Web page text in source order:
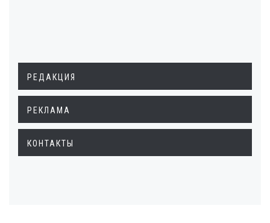
РЕДАКЦИЯ
РЕКЛАМА
КОНТАКТЫ